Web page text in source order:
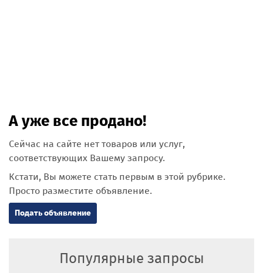
А уже все продано!
Сейчас на сайте нет товаров или услуг,
соответствующих Вашему запросу.
Кстати, Вы можете стать первым в этой рубрике.
Просто разместите объявление.
Подать объявление
Популярные запросы